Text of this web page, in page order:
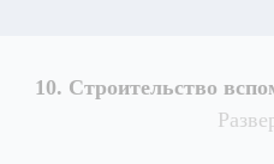
10. Строительство